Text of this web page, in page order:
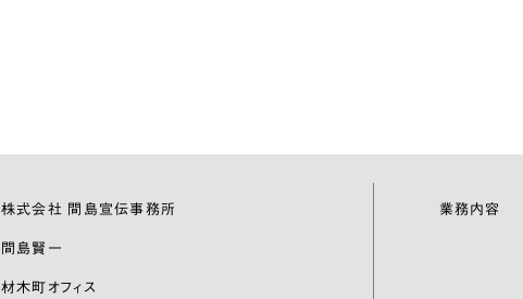
株式会社 間島宣伝事務所
間島賢一
材木町オフィス
業務内容